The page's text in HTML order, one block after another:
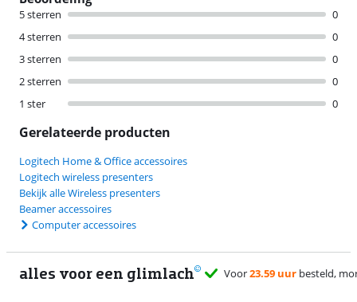
5 sterren
0
4 sterren
0
3 sterren
0
2 sterren
0
1 ster
0
Gerelateerde producten
Logitech Home & Office accessoires
Logitech wireless presenters
Bekijk alle Wireless presenters
Beamer accessoires
Computer accessoires
alles voor een glimlach